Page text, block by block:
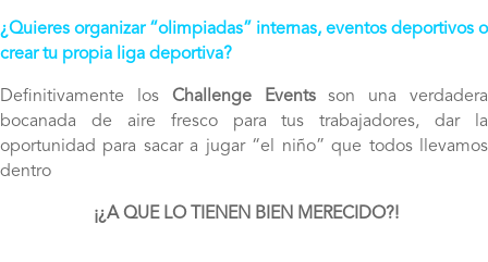
¿Quieres organizar “olimpiadas” internas, eventos deportivos o
crear tu propia liga deportiva?
Definitivamente los Challenge Eventsson una verdadera
bocanada de aire fresco para tus trabajadores, dar la
oportunidad para sacar a jugar “el niño” que todos llevamos
dentro
¡¿A QUE LO TIENEN BIEN MERECIDO?!